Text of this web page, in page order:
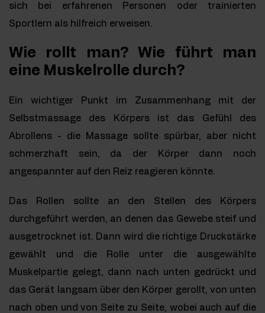
sich bei erfahrenen Personen oder trainierten
Sportlern als hilfreich erweisen.
Wie rollt man? Wie führt man
eine Muskelrolle durch?
Ein wichtiger Punkt im Zusammenhang mit der
Selbstmassage des Körpers ist das Gefühl des
Abrollens - die Massage sollte spürbar, aber nicht
schmerzhaft sein, da der Körper dann noch
angespannter auf den Reiz reagieren könnte.
Das Rollen sollte an den Stellen des Körpers
durchgeführt werden, an denen das Gewebe steif und
ausgetrocknet ist. Dann wird die richtige Druckstärke
gewählt und die Rolle unter die ausgewählte
Muskelpartie gelegt, dann nach unten gedrückt und
das Gerät langsam über den Körper gerollt, von unten
nach oben und von Seite zu Seite, wobei auch auf die